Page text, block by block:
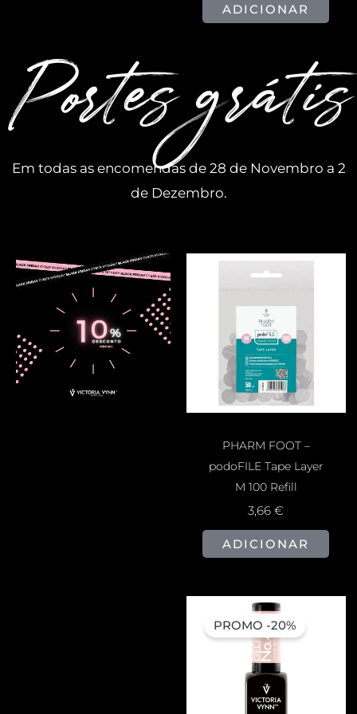
ADICIONAR
Portes grátis
Em todas as encomendas de 28 de Novembro a 2
de Dezembro.
PHARM FOOT –
podoFILE Tape Layer
M 100 Refill
3,66€
ADICIONAR
PROMO -20%